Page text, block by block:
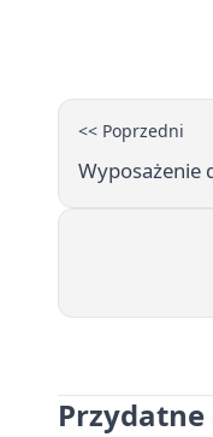
<< Poprzedni
Wyposażenie